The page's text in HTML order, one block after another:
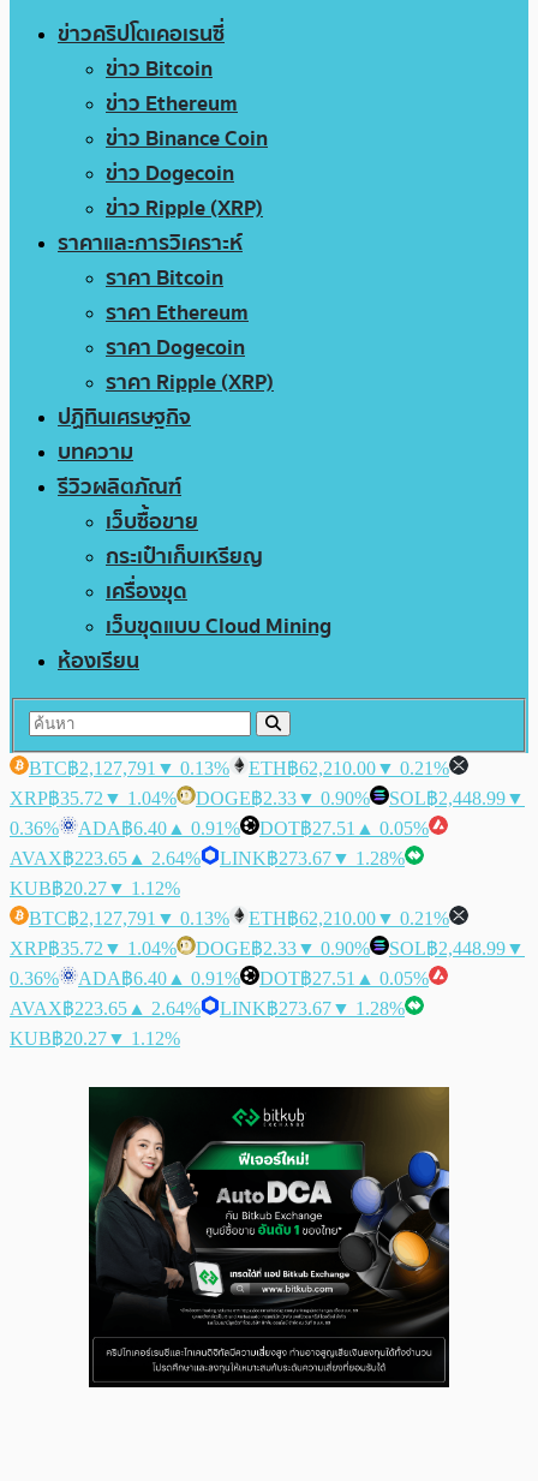
ข่าวคริปโตเคอเรนซี่
ข่าว Bitcoin
ข่าว Ethereum
ข่าว Binance Coin
ข่าว Dogecoin
ข่าว Ripple (XRP)
ราคาและการวิเคราะห์
ราคา Bitcoin
ราคา Ethereum
ราคา Dogecoin
ราคา Ripple (XRP)
ปฏิทินเศรษฐกิจ
บทความ
รีวิวผลิตภัณฑ์
เว็บซื้อขาย
กระเป๋าเก็บเหรียญ
เครื่องขุด
เว็บขุดแบบ Cloud Mining
ห้องเรียน
BTC฿2,127,791 ▼ 0.13% ETH฿62,210.00▼ 0.21%
XRP฿35.72 ▼ 1.04% DOGE฿2.33▼ 0.90% SOL฿2,448.99▼
0.36%
ADA฿6.40 ▲ 0.91% DOT฿27.51 ▲ 0.05%
AVAX฿223.65 ▲ 2.64% LINK฿273.67▼ 1.28%
KUB฿20.27▼ 1.12%
BTC฿2,127,791 ▼ 0.13% ETH฿62,210.00▼ 0.21%
XRP฿35.72 ▼ 1.04% DOGE฿2.33▼ 0.90% SOL฿2,448.99▼
0.36%
ADA฿6.40 ▲ 0.91% DOT฿27.51 ▲ 0.05%
AVAX฿223.65 ▲ 2.64% LINK฿273.67▼ 1.28%
KUB฿20.27▼ 1.12%